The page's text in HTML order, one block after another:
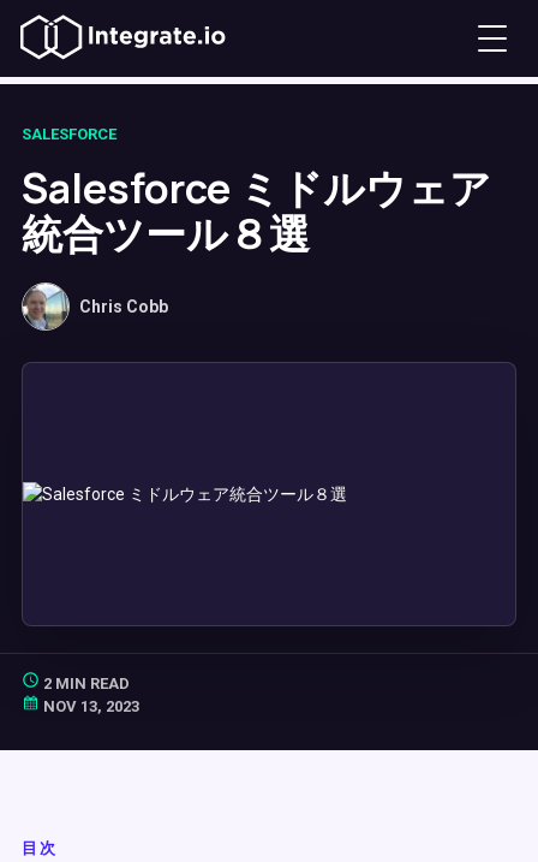
SALESFORCE
Salesforce ミドルウェア
統合ツール８選
Chris Cobb
2 MIN READ
NOV 13, 2023
目次